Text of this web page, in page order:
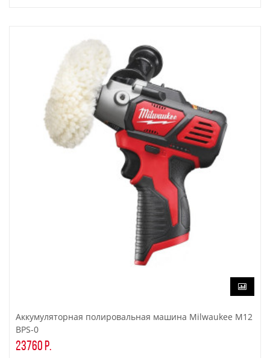
Аккумуляторная полировальная машина Milwaukee M12
BPS-0
23760 р.